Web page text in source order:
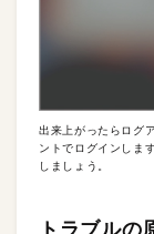
出来上がったらログ
ントでログインしま
しましょう。